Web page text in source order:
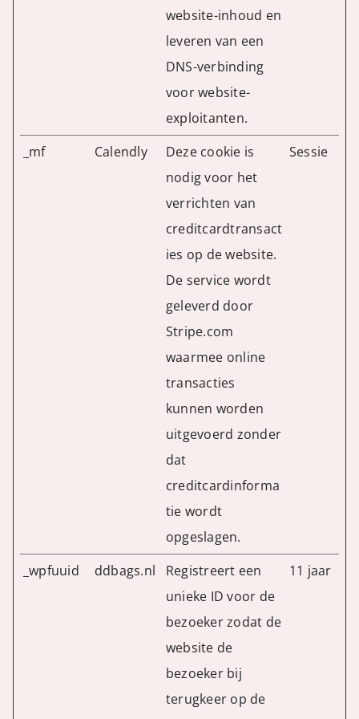
website-inhoud en
leveren van een
DNS-verbinding
voor website-
exploitanten.
_mf
Calendly
Deze cookie is
nodig voor het
verrichten van
creditcardtransact
ies op de website.
De service wordt
geleverd door
Stripe.com
waarmee online
transacties
kunnen worden
uitgevoerd zonder
dat
creditcardinforma
tie wordt
opgeslagen.
Sessie
_wpfuuid ddbags.nl
Registreert een
unieke ID voor de
bezoeker zodat de
website de
bezoeker bij
terugkeer op de
11 jaar